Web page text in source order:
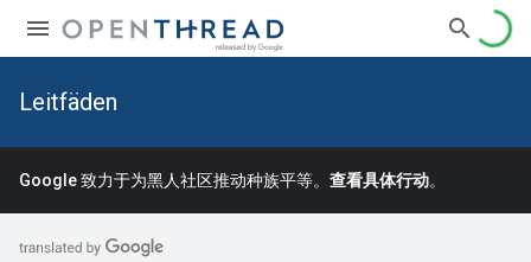
Leitfäden
Google 致力于为黑人社区推动种族平等。 查看具体行动。